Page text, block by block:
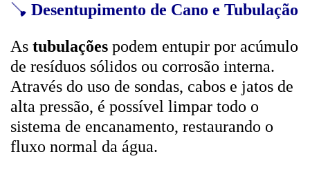
🪠 Desentupimento de Cano e Tubulação
As tubulações podem entupir por acúmulo
de resíduos sólidos ou corrosão interna.
Através do uso de sondas, cabos e jatos de
alta pressão, é possível limpar todo o
sistema de encanamento, restaurando o
fluxo normal da água.